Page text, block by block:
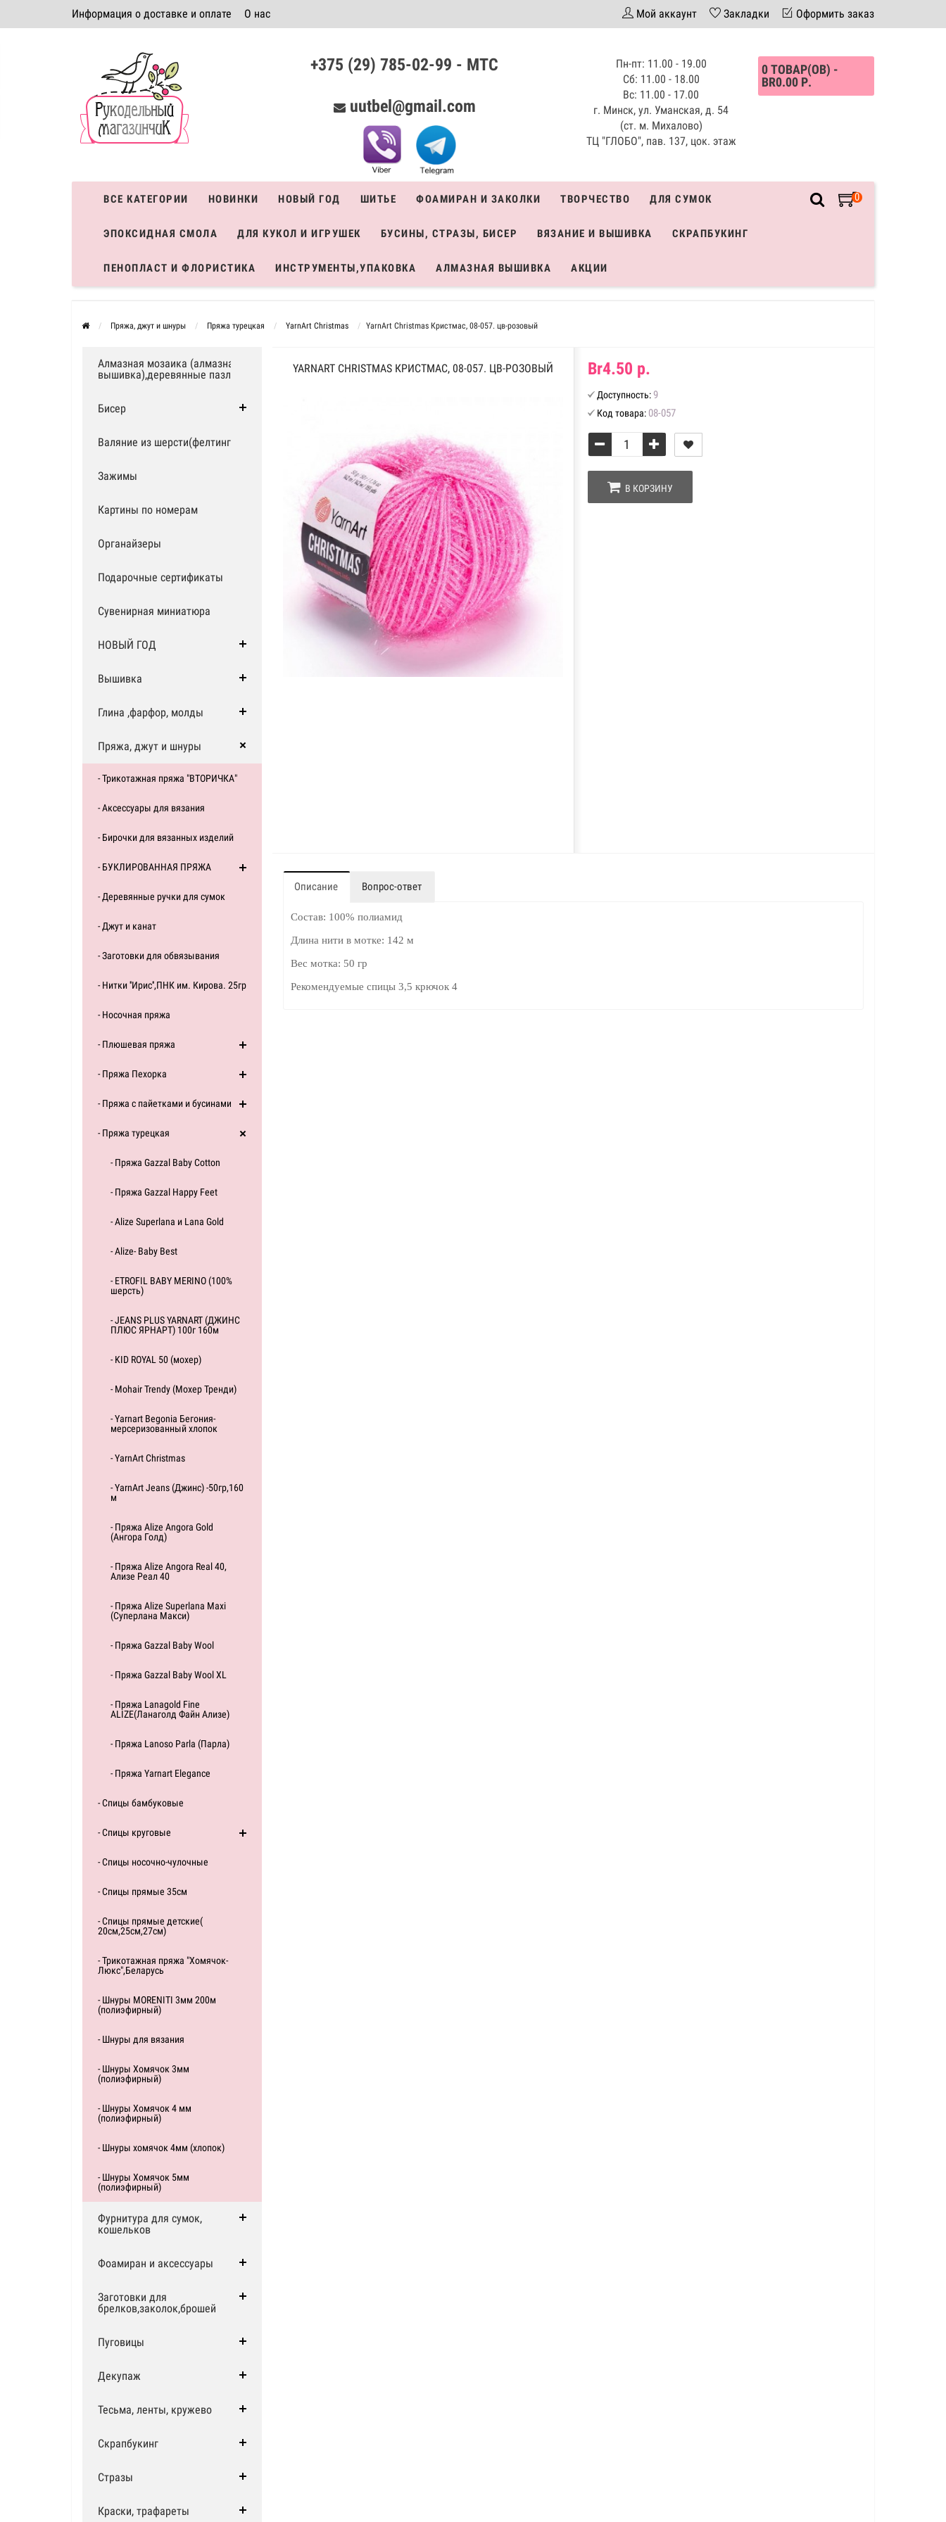
Информация о доставке и оплате О нас
Система скидок
Мой аккаунт Закладки Оформить заказ
+375 (29) 785-02-99 - МТС
uutbel@gmail.com
Пн-пт: 11.00 - 19.00
Сб: 11.00 - 18.00
Вс: 11.00 - 17.00
г. Минск, ул. Уманская, д. 54
(ст. м. Михалово)
ТЦ "ГЛОБО", пав. 137, цок. этаж
0 ТОВАР(ОВ) -
BR0.00 Р.
0
ВСЕ КАТЕГОРИИ НОВИНКИ НОВЫЙ ГОД ШИТЬЕ ФОАМИРАН И ЗАКОЛКИ ТВОРЧЕСТВО ДЛЯ СУМОК
ЭПОКСИДНАЯ СМОЛА ДЛЯ КУКОЛ И ИГРУШЕК БУСИНЫ, СТРАЗЫ, БИСЕР ВЯЗАНИЕ И ВЫШИВКА СКРАПБУКИНГ
ПЕНОПЛАСТ И ФЛОРИСТИКА ИНСТРУМЕНТЫ,УПАКОВКА АЛМАЗНАЯ ВЫШИВКА АКЦИИ
Пряжа, джут и шнуры Пряжа турецкая YarnArt Christmas YarnArt Christmas Кристмас, 08-057. цв-розовый
Алмазная мозаика (алмазная
вышивка),деревянные пазлы
Бисер
Валяние из шерсти(фелтинг)
Зажимы
Картины по номерам
Органайзеры
Подарочные сертификаты
Сувенирная миниатюра
НОВЫЙ ГОД
Вышивка
Глина ,фарфор, молды
Пряжа, джут и шнуры
- Трикотажная пряжа "ВТОРИЧКА"
- Аксессуары для вязания
- Бирочки для вязанных изделий
- БУКЛИРОВАННАЯ ПРЯЖА
- Деревянные ручки для сумок
- Джут и канат
- Заготовки для обвязывания
- Нитки ''Ирис'',ПНК им. Кирова. 25гр
- Носочная пряжа
- Плюшевая пряжа
- Пряжа Пехорка
- Пряжа с пайетками и бусинами
- Пряжа турецкая
- Пряжа Gazzal Baby Cotton
- Пряжа Gazzal Happy Feet
- Alize Superlana и Lana Gold
- Alize- Baby Best
- ETROFIL BABY MERINO (100%
шерсть)
- JEANS PLUS YARNART (ДЖИНС
ПЛЮС ЯРНАРТ) 100г 160м
- KID ROYAL 50 (мохер)
- Mohair Trendy (Мохер Тренди)
- Yarnart Begonia Бегония-
мерсеризованный хлопок
- YarnArt Christmas
- YarnArt Jeans (Джинс) -50гр,160
м
- Пряжа Alize Angora Gold
(Ангора Голд)
- Пряжа Alize Angora Real 40,
Ализе Реал 40
- Пряжа Alize Superlana Maxi
(Суперлана Макси)
- Пряжа Gazzal Baby Wool
- Пряжа Gazzal Baby Wool XL
- Пряжа Lanagold Fine
ALIZE(Ланаголд Файн Ализе)
- Пряжа Lanoso Parla (Парла)
- Пряжа Yarnart Elegance
- Спицы бамбуковые
- Спицы круговые
- Спицы носочно-чулочные
- Спицы прямые 35см
- Спицы прямые детские(
20см,25см,27см)
- Трикотажная пряжа "Хомячок-
Люкс",Беларусь
- Шнуры MORENITI 3мм 200м
(полиэфирный)
- Шнуры для вязания
- Шнуры Хомячок 3мм
(полиэфирный)
- Шнуры Хомячок 4 мм
(полиэфирный)
- Шнуры хомячок 4мм (хлопок)
- Шнуры Хомячок 5мм
(полиэфирный)
Фурнитура для сумок,
кошельков
Фоамиран и аксессуары
Заготовки для
брелков,заколок,брошей
Пуговицы
Декупаж
Тесьма, ленты, кружево
Скрапбукинг
Стразы
Краски, трафареты
YARNART CHRISTMAS КРИСТМАС, 08-057. ЦВ-РОЗОВЫЙ Br4.50 р.
Доступность:9
Код товара: 08-057
В КОРЗИНУ
Описание Вопрос-ответ
Состав: 100% полиамид
Длина нити в мотке: 142 м
Вес мотка: 50 гр
Рекомендуемые спицы 3,5 крючок 4